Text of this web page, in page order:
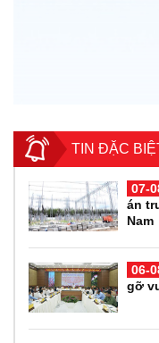
TIN ĐẶC
07-
án
Nam
06-
gỡ